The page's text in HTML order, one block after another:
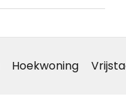
Hoekwoning